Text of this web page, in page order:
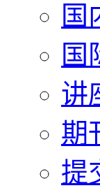
国
国
讲
期
提